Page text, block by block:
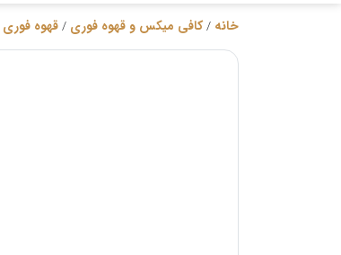
خانه /کافی میکس و قهوه فوری /قهوه فوری